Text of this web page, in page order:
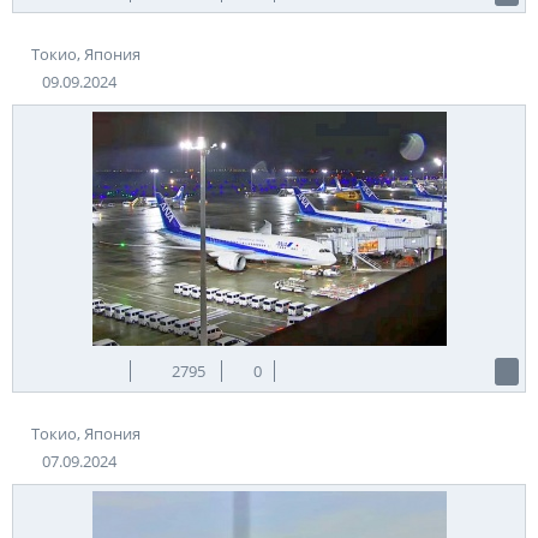
Токио, Япония
09.09.2024
2795 0
Токио, Япония
07.09.2024